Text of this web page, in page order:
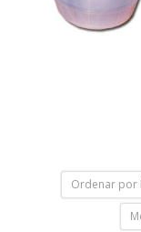
Ordenar por